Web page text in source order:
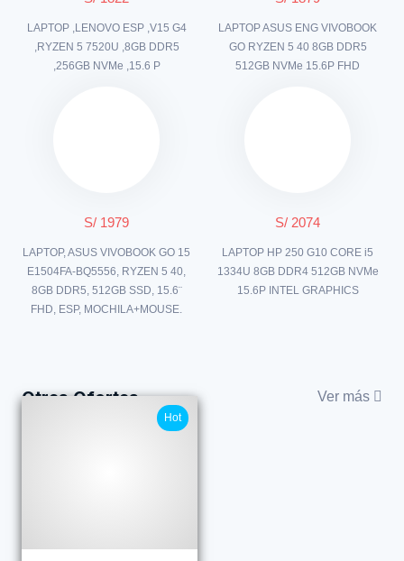
LAPTOP ,LENOVO ESP ,V15 G4
,RYZEN 5 7520U ,8GB DDR5
,256GB NVMe ,15.6 P
LAPTOP ASUS ENG VIVOBOOK
GO RYZEN 5 40 8GB DDR5
512GB NVMe 15.6P FHD
S/ 1979
LAPTOP, ASUS VIVOBOOK GO 15
E1504FA-BQ5556, RYZEN 5 40,
8GB DDR5, 512GB SSD, 15.6¨
FHD, ESP, MOCHILA+MOUSE.
S/ 2074
LAPTOP HP 250 G10 CORE i5
1334U 8GB DDR4 512GB NVMe
15.6P INTEL GRAPHICS
Otras Ofertas Ver más
Hot